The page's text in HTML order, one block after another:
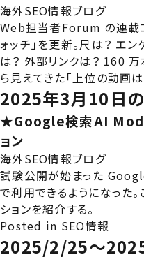
海外SEO情報ブログ
Web担当者Forum の連載
ォッチ」を更新。尺は？ エ
は？ 外部リンクは？ 160
ら見えてきた「上位の動画は
2025年3月10日
★Google検索AI Mode
ョン
海外SEO情報ブログ
試験公開が始まった
で利用できるようになった。
ションを紹介する。
Posted in SEO情報
2025/2/25～